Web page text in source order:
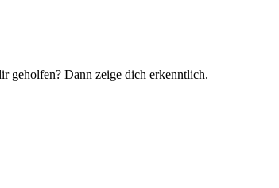
geholfen? Dann zeige dich erkenntlich.